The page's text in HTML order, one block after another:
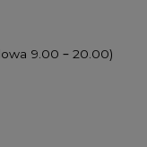
9.00 – 20.00)